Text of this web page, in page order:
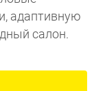
адаптивную
салон.